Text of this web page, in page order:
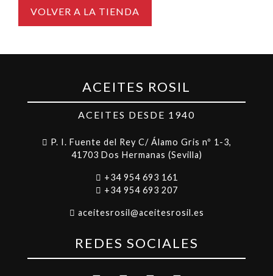
VOLVER A LA TIENDA
ACEITES ROSIL
ACEITES DESDE 1940
P. I. Fuente del Rey C/ Álamo Gris nº 1-3,
41703 Dos Hermanas (Sevilla)
+34 954 693 161
+34 954 693 207
aceitesrosil@aceitesrosil.es
REDES SOCIALES